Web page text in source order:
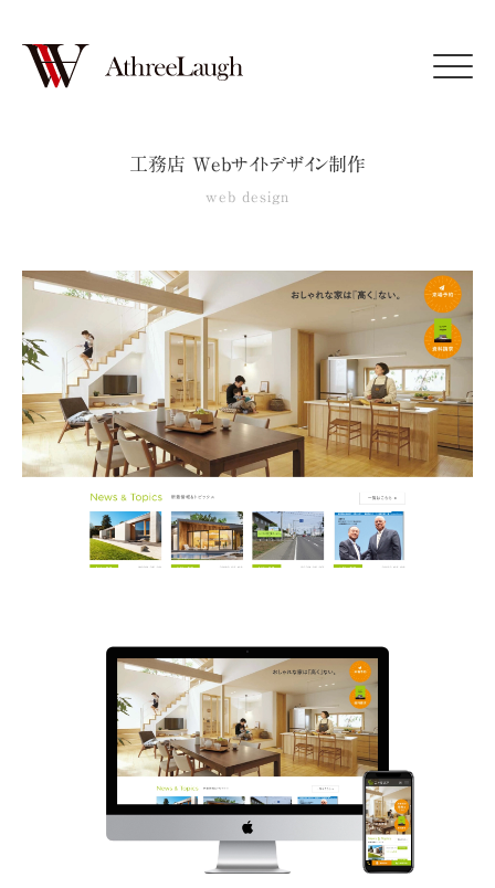
Click
工務店 Webサイトデザイン制作
web design